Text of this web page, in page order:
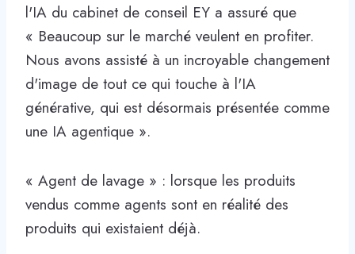
l'IA du cabinet de conseil EY a assuré que
« Beaucoup sur le marché veulent en profiter.
Nous avons assisté à un incroyable changement
d'image de tout ce qui touche à l'IA
générative, qui est désormais présentée comme
une IA agentique ».
« Agent de lavage » : lorsque les produits
vendus comme agents sont en réalité des
produits qui existaient déjà.